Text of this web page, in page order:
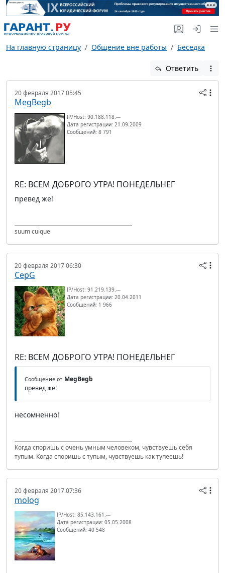
На главную страницу Общение вне работы Беседка
Ответить
20 февраля 2017 05:45
MegBegb
IP/Host: 90.188.118.---
Дата регистрации: 21.09.2009
Сообщений: 8 791
RE: ВСЕМ ДОБРОГО УТРА! ПОНЕДЕЛЬНЕГ
превед же!
suum cuique
20 февраля 2017 06:30
CepG
IP/Host: 91.219.139.---
Дата регистрации: 20.04.2011
Сообщений: 1 966
RE: ВСЕМ ДОБРОГО УТРА! ПОНЕДЕЛЬНЕГ
Сообщение от MegBegb
превед же!
несомненно!
Когда споришь с очень умным человеком, чувствуешь себя
тупым. Когда споришь с тупым, чувствуешь как тупеешь!
20 февраля 2017 07:36
molog
IP/Host: 85.143.161.---
Дата регистрации: 05.05.2008
Сообщений: 40 548